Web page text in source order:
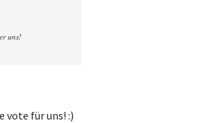
uns!
vote für uns! :)